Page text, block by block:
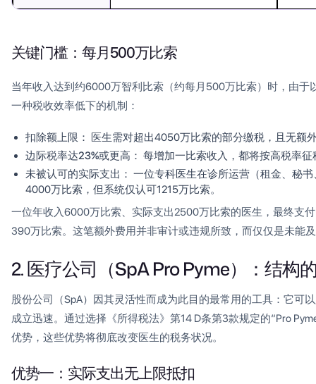
关键门槛：每月500万比索
当年收入达到约6000万智利比索（约每月500万比索）时，由于
一种税收效率低下的机制：
扣除额上限： 医生需对超出4050万比索的部分缴税，且无额
边际税率达23%或更高： 每增加一比索收入，都将按高税率征
未被认可的实际支出： 一位专科医生在诊所运营（租金、秘
4000万比索，但系统仅认可1215万比索。
一位年收入6000万比索、实际支出2500万比索的医生，最终支
390万比索。这笔额外费用并非审计或违规所致，而仅仅是未能
2. 医疗公司（SpA Pro Pyme）：结构
股份公司（SpA）因其灵活性而成为此目的最常用的工具：它可
成立迅速。通过选择《所得税法》第14 D条第3款规定的“Pro
优势，这些优势将彻底改变医生的税务状况。
优势一：实际支出无上限抵扣